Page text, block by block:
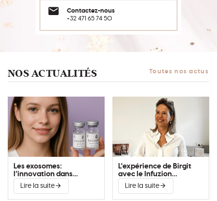
Contactez-nous
+32 471 65 74 50
NOS ACTUALITÉS Toutes nos actus
Les exosomes:
l’innovation dans
l’amélioration de la peau
Lire la suite
L'expérience de Birgit
avec le Infuzion
System®
Lire la suite